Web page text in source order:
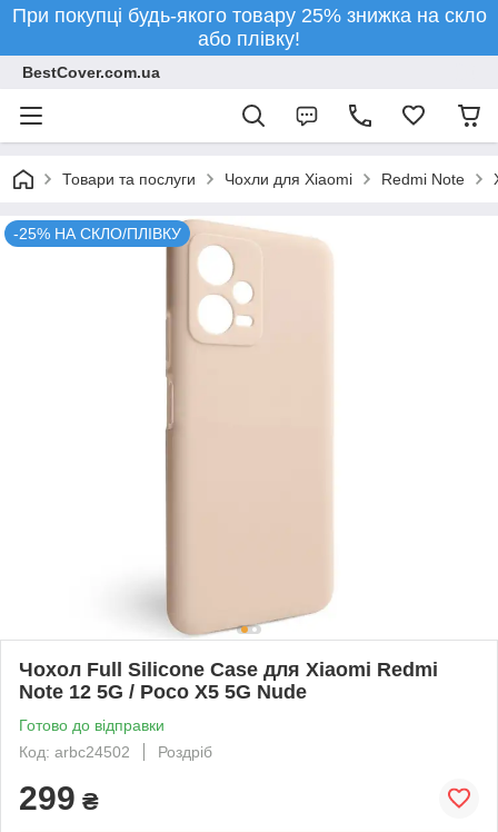
При покупці будь-якого товару 25% знижка на скло
або плівку!
BestCover.com.ua
Товари та послуги Чохли для Xiaomi Redmi Note
-25% НА СКЛО/ПЛІВКУ
Чохол Full Silicone Case для Xiaomi Redmi
Note 12 5G / Poco X5 5G Nude
Готово до відправки
Код: arbc24502
Роздріб
299 ₴